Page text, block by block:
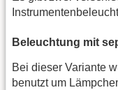
Beleuchtung mit
Bei dieser Variante
benutzt um